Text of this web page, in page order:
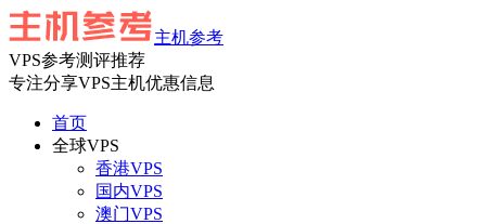
主机参考
VPS参考测评推荐
专注分享VPS主机优惠信息
首页
全球VPS
香港VPS
国内VPS
澳门VPS